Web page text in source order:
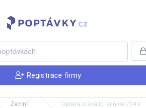
Registrace firmy
Zemní
Oprava stávající silnice I/34 v